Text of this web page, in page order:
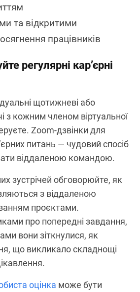
та відкритими
працівників
регулярні кар’єрні
щотижневі або
з кожним членом віртуальної
Zoom-дзвінки для
питань — чудовий спосіб
віддаленою командою.
зустрічей обговорюйте, як
з віддаленою
проєктами.
про попередні завдання,
вони зіткнулися, як
що викликало складнощі
оцінка може бути